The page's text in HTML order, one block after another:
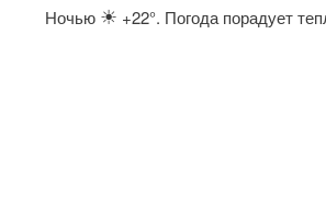
Ночью ☀ +22°. Погода порадует